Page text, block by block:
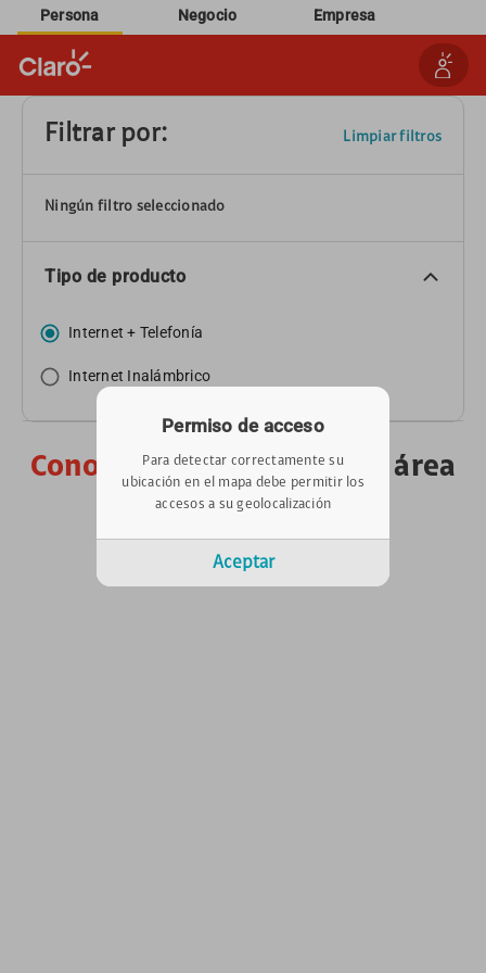
Persona Negocio Empresa
Filtrar por: Limpiar filtros
Ningún filtro seleccionado
Tipo de producto
Internet + Telefonía
Internet Inalámbrico
Conoce los servicios en tu área
Permiso de acceso
Para detectar correctamente su
ubicación en el mapa debe permitir los
accesos a su geolocalización
Aceptar